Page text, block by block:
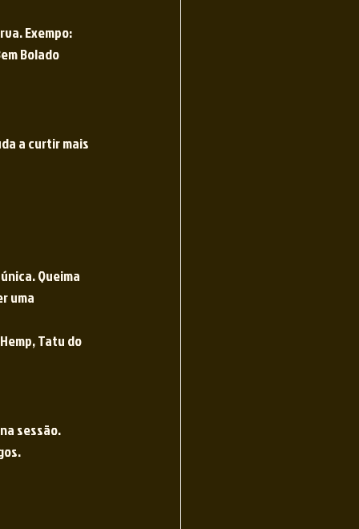
Exempo:
Bolado
a curtir mais
Queima
uma
Tatu do
sessão.